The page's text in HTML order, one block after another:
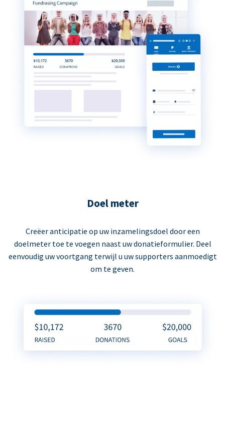
Doel meter
Creëer anticipatie op uw inzamelingsdoel door een
doelmeter toe te voegen naast uw donatieformulier. Deel
eenvoudig uw voortgang terwijl u uw supporters aanmoedigt
om te geven.